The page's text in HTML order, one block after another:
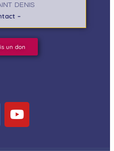
DENIS
–
un don